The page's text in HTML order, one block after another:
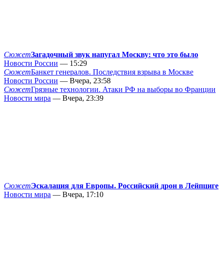
СюжетЗагадочный звук напугал Москву: что это было
Новости России — 15:29
СюжетБанкет генералов. Последствия взрыва в Москве
Новости России — Вчера, 23:58
СюжетГрязные технологии. Атаки РФ на выборы во Франции
Новости мира — Вчера, 23:39
СюжетЭскалация для Европы. Российский дрон в Лейпциге
Новости мира — Вчера, 17:10